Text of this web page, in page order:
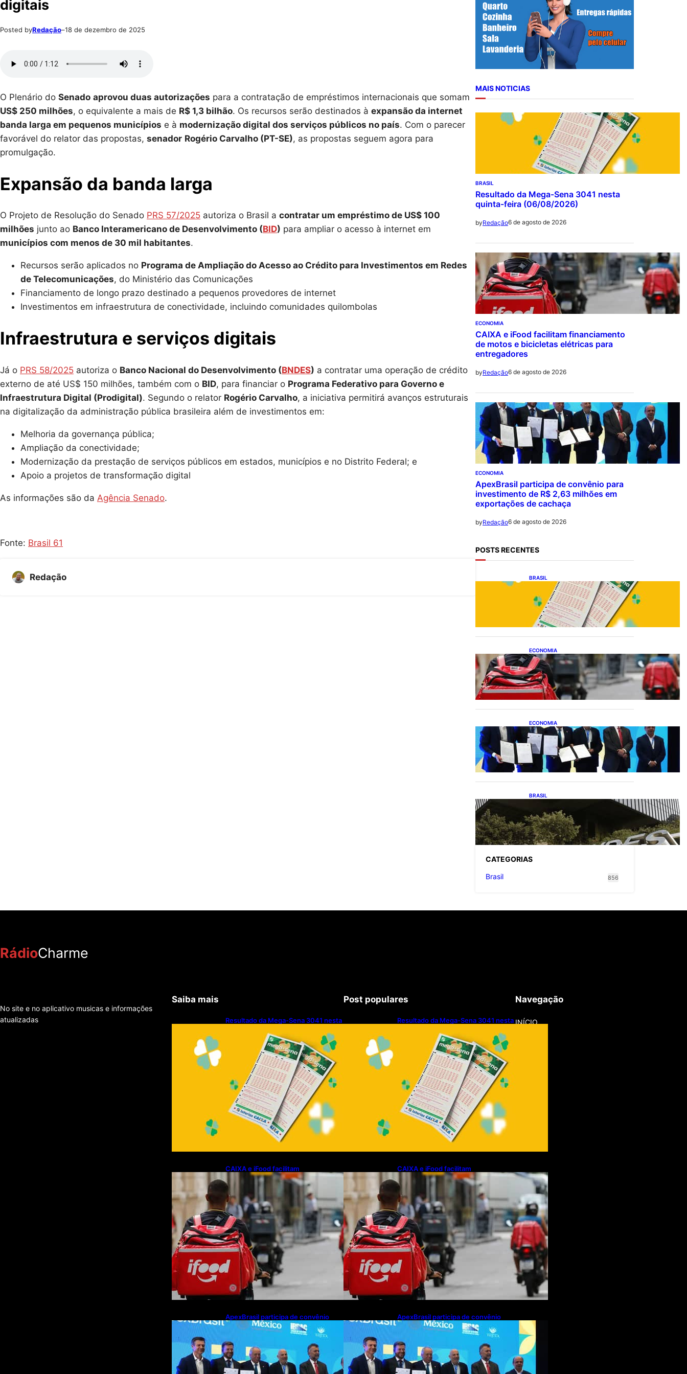
digitais
Posted byRedação–18 de dezembro de 2025
O Plenário do Senado aprovou duas autorizações para a contratação de empréstimos internacionais que somam
US$ 250 milhões, o equivalente a mais de R$ 1,3 bilhão. Os recursos serão destinados à expansão da internet
banda larga em pequenos municípios e à modernização digital dos serviços públicos no país. Com o parecer
favorável do relator das propostas, senador Rogério Carvalho (PT-SE), as propostas seguem agora para
promulgação.
Expansão da banda larga
O Projeto de Resolução do Senado PRS 57/2025 autoriza o Brasil a contratar um empréstimo de US$ 100
milhões junto ao Banco Interamericano de Desenvolvimento (BID) para ampliar o acesso à internet em
municípios com menos de 30 mil habitantes.
Recursos serão aplicados no Programa de Ampliação do Acesso ao Crédito para Investimentos em Redes
de Telecomunicações, do Ministério das Comunicações
Financiamento de longo prazo destinado a pequenos provedores de internet
Investimentos em infraestrutura de conectividade, incluindo comunidades quilombolas
Infraestrutura e serviços digitais
Já o PRS 58/2025 autoriza o Banco Nacional do Desenvolvimento (BNDES) a contratar uma operação de crédito
externo de até US$ 150 milhões, também com o BID, para financiar o Programa Federativo para Governo e
Infraestrutura Digital (Prodigital). Segundo o relator Rogério Carvalho, a iniciativa permitirá avanços estruturais
na digitalização da administração pública brasileira além de investimentos em:
Melhoria da governança pública;
Ampliação da conectividade;
Modernização da prestação de serviços públicos em estados, municípios e no Distrito Federal; e
Apoio a projetos de transformação digital
As informações são da Agência Senado.
Fonte: Brasil 61
Redação
MAIS NOTICIAS
BRASIL
Resultado da Mega-Sena 3041 nesta
quinta-feira (06/08/2026)
byRedação6 de agosto de 2026
ECONOMIA
CAIXA e iFood facilitam financiamento
de motos e bicicletas elétricas para
entregadores
byRedação6 de agosto de 2026
ECONOMIA
ApexBrasil participa de convênio para
investimento de R$ 2,63 milhões em
exportações de cachaça
byRedação6 de agosto de 2026
POSTS RECENTES
BRASIL
Resultado da Mega-Sena
3041 nesta quinta-feira
(06/08/2026)
ECONOMIA
CAIXA e iFood facilitam
financiamento de motos e
bicicletas elétricas para
entregadores
ECONOMIA
ApexBrasil participa de
convênio para investimento
de R$ 2,63 milhões em
exportações de cachaça
BRASIL
Projetos de saneamento
podem beneficiar 18
milhões de brasileiros
CATEGORIAS
Brasil
856
RádioCharme
No site e no aplicativo musicas e informações
atualizadas
Saiba mais
Resultado da Mega-Sena 3041 nesta
CAIXA e iFood facilitam
financiamento de motos e bicicletas
elétricas para entregadores
ApexBrasil participa de convênio
para investimento de R$ 2,63
milhões em exportações de cachaça
Post populares
Resultado da Mega-Sena 3041 nesta
CAIXA e iFood facilitam
financiamento de motos e bicicletas
elétricas para entregadores
ApexBrasil participa de convênio
para investimento de R$ 2,63
milhões em exportações de cachaça
Navegação
INÍCIO